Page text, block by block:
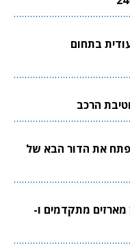
בתחום
הרכב
את הדור הבא של
מארזים מתקדמים ו-